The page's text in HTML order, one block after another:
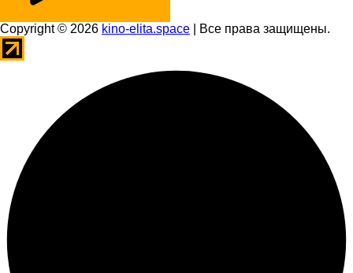
Copyright © 2026 kino-elita.space | Все права защищены.